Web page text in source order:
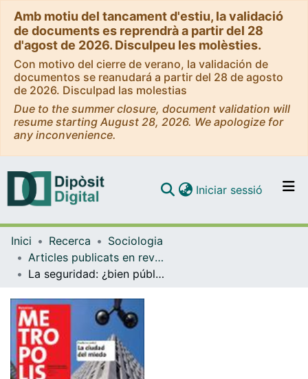
Amb motiu del tancament d'estiu, la validació
de documents es reprendrà a partir del 28
d'agost de 2026. Disculpeu les molèsties.
Con motivo del cierre de verano, la validación de
documentos se reanudará a partir del 28 de agosto
de 2026. Disculpad las molestias
Due to the summer closure, document validation will
resume starting August 28, 2026. We apologize for
any inconvenience.
Navega per tot el DD
Com publicar
Iniciar sessió (current)
Inici Recerca
Sociologia
Articles publicats en revistes (Sociologia)
La seguridad: ¿bien público o privado? Análisis del rol del sector privado en la seguridad ciudadana